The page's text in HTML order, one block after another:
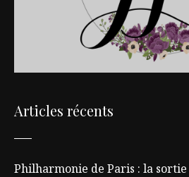
Articles récents
Philharmonie de Paris : la